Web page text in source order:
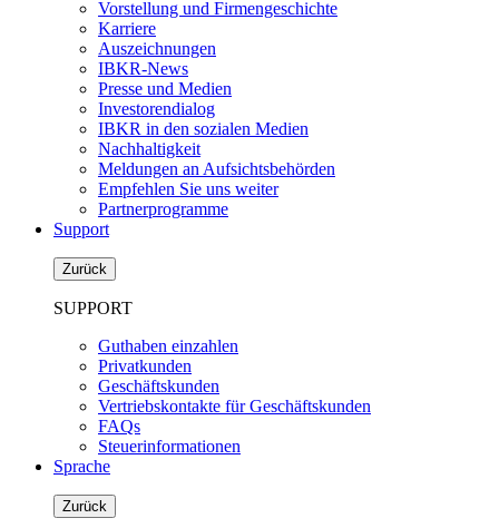
Vorstellung und Firmengeschichte
Karriere
Auszeichnungen
IBKR-News
Presse und Medien
Investorendialog
IBKR in den sozialen Medien
Nachhaltigkeit
Meldungen an Aufsichtsbehörden
Empfehlen Sie uns weiter
Partnerprogramme
Support
Zurück
SUPPORT
Guthaben einzahlen
Privatkunden
Geschäftskunden
Vertriebskontakte für Geschäftskunden
FAQs
Steuerinformationen
Sprache
Zurück